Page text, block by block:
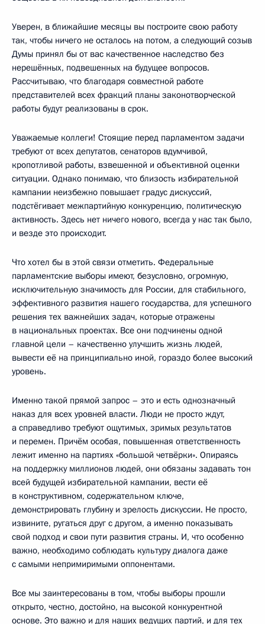
Уверен, в ближайшие месяцы вы построите свою работу
так, чтобы ничего не осталось на потом, а следующий созыв
Думы принял бы от вас качественное наследство без
нерешённых, подвешенных на будущее вопросов.
Рассчитываю, что благодаря совместной работе
представителей всех фракций планы законотворческой
работы будут реализованы в срок.
Уважаемые коллеги! Стоящие перед парламентом задачи
требуют от всех депутатов, сенаторов вдумчивой,
кропотливой работы, взвешенной и объективной оценки
ситуации. Однако понимаю, что близость избирательной
кампании неизбежно повышает градус дискуссий,
подстёгивает межпартийную конкуренцию, политическую
активность. Здесь нет ничего нового, всегда у нас так было,
и везде это происходит.
Что хотел бы в этой связи отметить. Федеральные
парламентские выборы имеют, безусловно, огромную,
исключительную значимость для России, для стабильного,
эффективного развития нашего государства, для успешного
решения тех важнейших задач, которые отражены
в национальных проектах. Все они подчинены одной
главной цели – качественно улучшить жизнь людей,
вывести её на принципиально иной, гораздо более высокий
уровень.
Именно такой прямой запрос – это и есть однозначный
наказ для всех уровней власти. Люди не просто ждут,
а справедливо требуют ощутимых, зримых результатов
и перемен. Причём особая, повышенная ответственность
лежит именно на партиях «большой четвёрки». Опираясь
на поддержку миллионов людей, они обязаны задавать тон
всей будущей избирательной кампании, вести её
в конструктивном, содержательном ключе,
демонстрировать глубину и зрелость дискуссии. Не просто,
извините, ругаться друг с другом, а именно показывать
свой подход и свои пути развития страны. И, что особенно
важно, необходимо соблюдать культуру диалога даже
с самыми непримиримыми оппонентами.
Все мы заинтересованы в том, чтобы выборы прошли
открыто, честно, достойно, на высокой конкурентной
основе. Это важно и для наших ведущих партий, и для тех